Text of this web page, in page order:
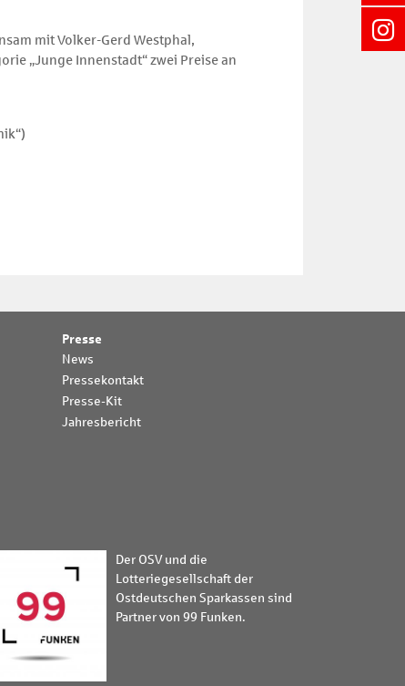
mit Volker-Gerd Westphal,
„Junge Innenstadt“ zwei Preise an
Presse
News
Pressekontakt
Presse-Kit
Jahresbericht
Der OSV und die
Lotteriegesellschaft der
Ostdeutschen Sparkassen sind
Partner von 99 Funken.